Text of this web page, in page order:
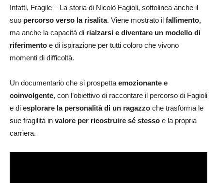
Infatti, Fragile – La storia di Nicolò Fagioli, sottolinea anche il
suo percorso verso la risalita. Viene mostrato il fallimento,
ma anche la capacità di rialzarsi e diventare un modello di
riferimento e di ispirazione per tutti coloro che vivono
momenti di difficoltà.
Un documentario che si prospetta emozionante e
coinvolgente, con l’obiettivo di raccontare il percorso di Fagioli
e di esplorare la personalità di un ragazzo che trasforma le
sue fragilità in valore per ricostruire sé stesso e la propria
carriera.